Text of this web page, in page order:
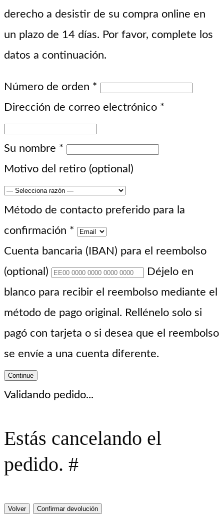
derecho a desistir de su compra online en
un plazo de 14 días. Por favor, complete los
datos a continuación.
Número de orden *
Dirección de correo electrónico *
Su nombre *
Motivo del retiro (optional)
Método de contacto preferido para la
confirmación *
Cuenta bancaria (IBAN) para el reembolso
(optional)
Déjelo en
blanco para recibir el reembolso mediante el
método de pago original. Rellénelo solo si
pagó con tarjeta o si desea que el reembolso
se envíe a una cuenta diferente.
Continue
Validando pedido...
Estás cancelando el
pedido. #
Volver Confirmar devolución